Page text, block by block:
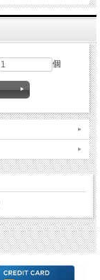
個